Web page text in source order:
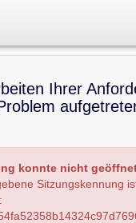
Ihrer
konnte nicht
Sitzungskennung